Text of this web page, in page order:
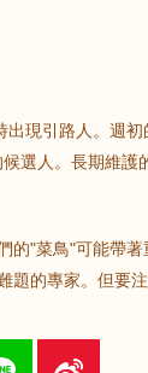
現引路人。週
選人。長期維護
的"菜鳥"可能帶
的專家。但要